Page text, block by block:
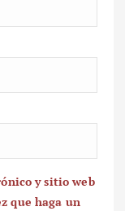
y sitio web
que haga un